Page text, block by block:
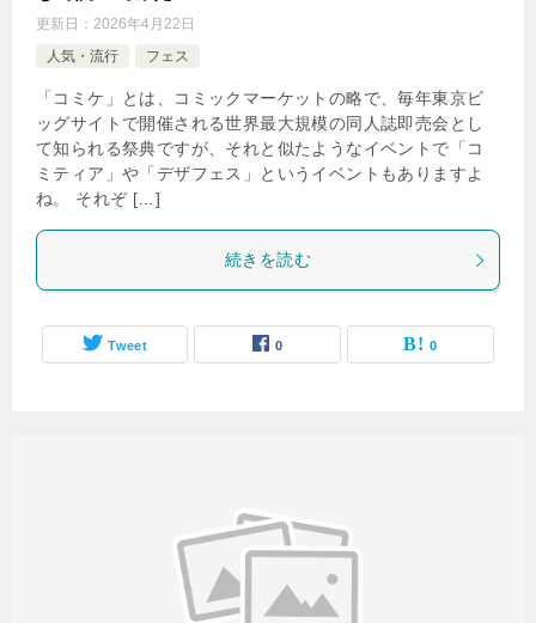
更新日： 2026年4月22日
人気・流行
フェス
「コミケ」とは、コミックマーケットの略で、毎年東京ビ
ッグサイトで開催される世界最大規模の同人誌即売会とし
て知られる祭典ですが、それと似たようなイベントで「コ
ミティア」や「デザフェス」というイベントもありますよ
ね。 それぞ […]
続きを読む
Tweet 0 0